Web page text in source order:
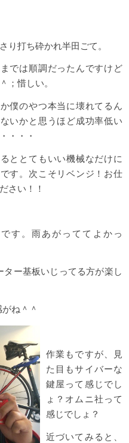
り打ち砕かれ半田ごて。
では順調だったんですけど
；惜しい。
僕のやつ本当に壊れてるん
いかと思うほど成功率低い
・・・
ととてもいい機械なだけに
す。次こそリベンジ！お仕
さい！！
す。雨あがっててよかっ
ー基板いじってる方が楽し
ね＾＾
作業もですが、見
た目もサイバーな
鍵屋って感じでし
ょ？オムニ社って
感じでしょ？
近づいてみると、